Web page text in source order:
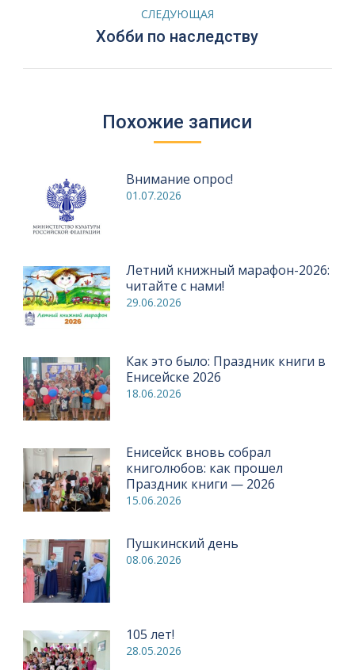
СЛЕДУЮЩАЯ
Следующая
Хобби по наследству
Похожие записи
Внимание опрос!
01.07.2026
Летний книжный марафон-2026:
читайте с нами!
29.06.2026
Как это было: Праздник книги в
Енисейске 2026
18.06.2026
Енисейск вновь собрал
книголюбов: как прошел
Праздник книги — 2026
15.06.2026
Пушкинский день
08.06.2026
105 лет!
28.05.2026